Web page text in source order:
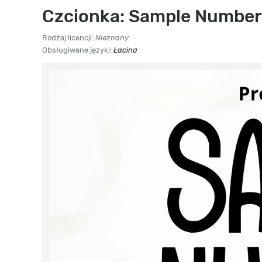
Czcionka: Sample Number
Rodzaj licencji: Nieznany
Obsługiwane języki: Łacina